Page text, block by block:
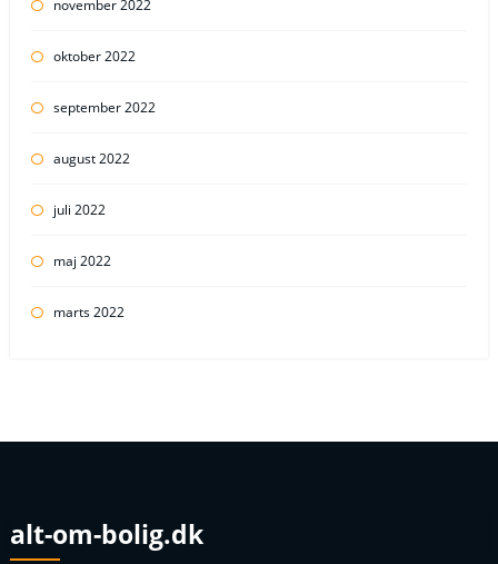
november 2022
oktober 2022
september 2022
august 2022
juli 2022
maj 2022
marts 2022
alt-om-bolig.dk